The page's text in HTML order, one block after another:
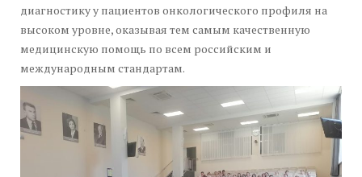
диагностику у пациентов онкологического профиля на
высоком уровне, оказывая тем самым качественную
медицинскую помощь по всем российским и
международным стандартам.